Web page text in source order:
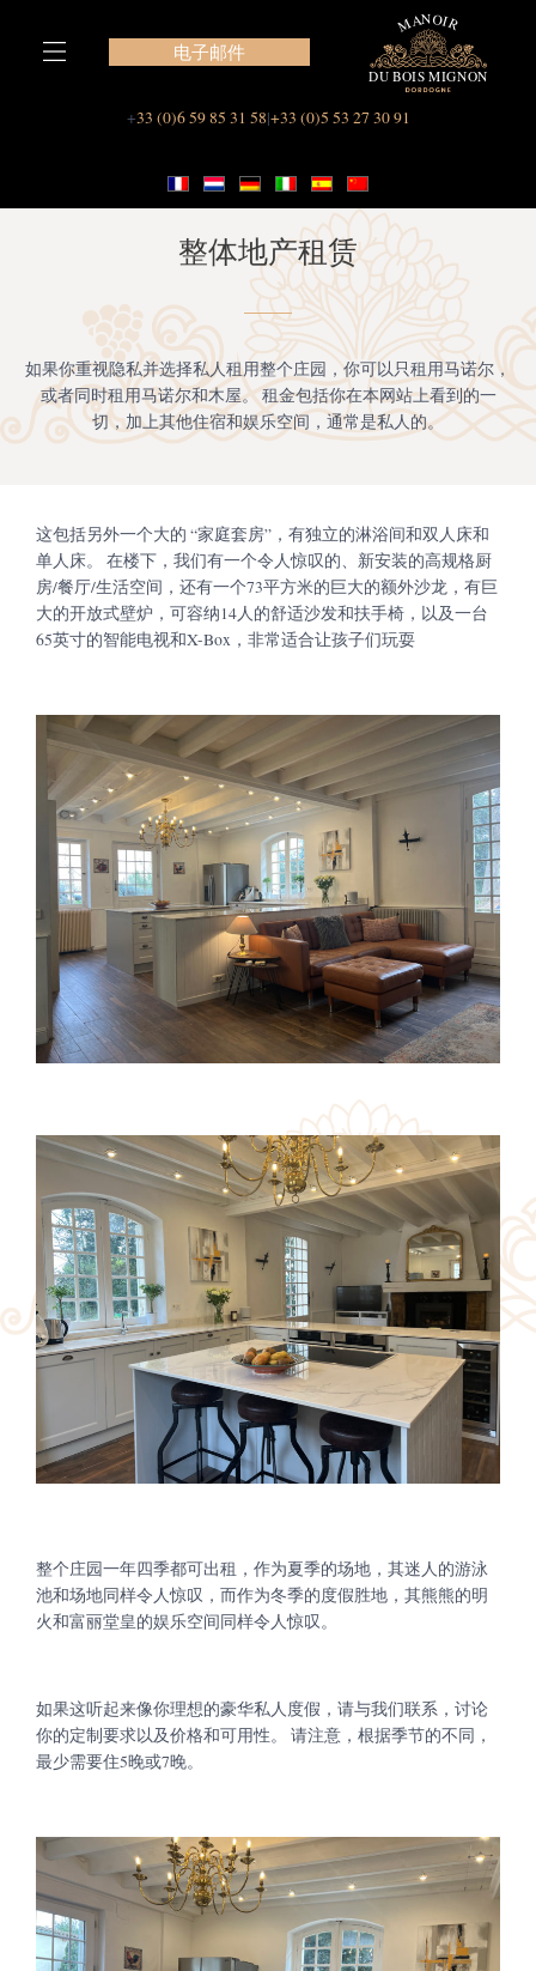
电子邮件
+33 (0)6 59 85 31 58|+33 (0)5 53 27 30 91
整体地产租赁
如果你重视隐私并选择私人租用整个庄园，你可以只租用马诺尔，
或者同时租用马诺尔和木屋。 租金包括你在本网站上看到的一
切，加上其他住宿和娱乐空间，通常是私人的。
这包括另外一个大的 “家庭套房”，有独立的淋浴间和双人床和
单人床。 在楼下，我们有一个令人惊叹的、新安装的高规格厨
房/餐厅/生活空间，还有一个73平方米的巨大的额外沙龙，有巨
大的开放式壁炉，可容纳14人的舒适沙发和扶手椅，以及一台
65英寸的智能电视和X-Box，非常适合让孩子们玩耍
整个庄园一年四季都可出租，作为夏季的场地，其迷人的游泳
池和场地同样令人惊叹，而作为冬季的度假胜地，其熊熊的明
火和富丽堂皇的娱乐空间同样令人惊叹。
如果这听起来像你理想的豪华私人度假，请与我们联系，讨论
你的定制要求以及价格和可用性。 请注意，根据季节的不同，
最少需要住5晚或7晚。